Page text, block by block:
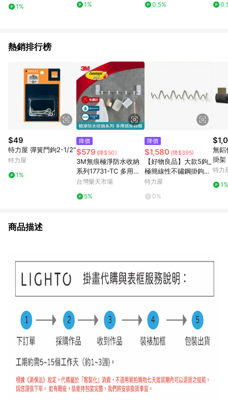
1% 1%
0.5%
熱銷排行榜
$49
特力屋 彈簧門鉤2-1/2"
特力屋
1%
降價
$579 (降$50)
3M無痕極淨防水收納
系列17731-TC 多用途
排鉤組(免釘免鑽) .
台灣樂天市場
5%
降價
$1,580 (降$395)
【好物良品】大款5鉤_
極簡線性不鏽鋼掛鉤｜
北歐風波浪衣帽架大款
特力屋
0%
無鋁
掛架
特力
1%
商品描述